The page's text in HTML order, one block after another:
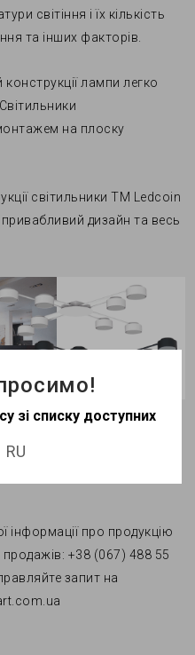
світіння і їх кількість
та інших факторів.
лампи легко
на плоску
світильники ТМ Ledcoin
привабливий дизайн та весь
освітлення
за розумною
інформації про продукцію
продажів: +38 (067) 488 55
запит на
зі списку доступних
RU